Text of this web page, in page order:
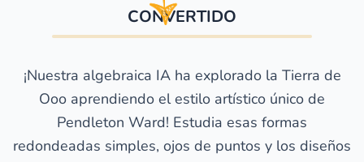
CONVERTIDO
¡Nuestra algebraica IA ha explorado la Tierra de
Ooo aprendiendo el estilo artístico único de
Pendleton Ward! Estudia esas formas
redondeadas simples, ojos de puntos y los diseños